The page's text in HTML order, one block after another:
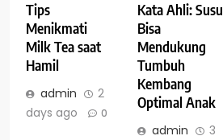
Tips
Menikmati
Milk Tea saat
Hamil
admin
2
days ago
0
Kata Ahli: Susu
Bisa
Mendukung
Tumbuh
Kembang
Optimal Anak
admin
3